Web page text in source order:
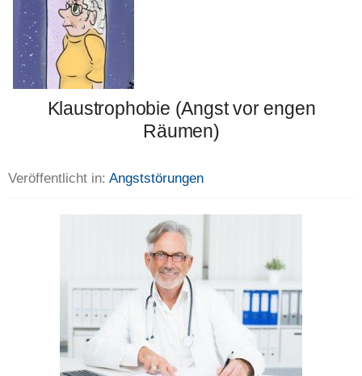
Klaustrophobie (Angst vor engen
Räumen)
Veröffentlicht in: Angststörungen